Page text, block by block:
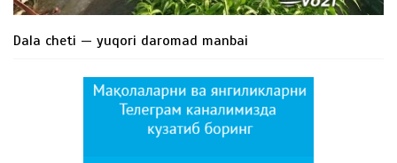
Dala cheti — yuqori daromad manbai